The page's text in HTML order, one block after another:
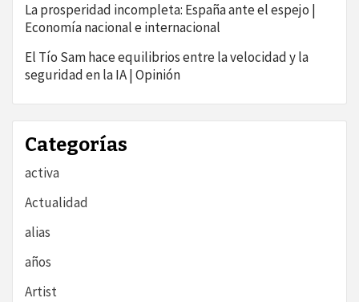
La prosperidad incompleta: España ante el espejo |
Economía nacional e internacional
El Tío Sam hace equilibrios entre la velocidad y la
seguridad en la IA | Opinión
Categorías
activa
Actualidad
alias
años
Artist